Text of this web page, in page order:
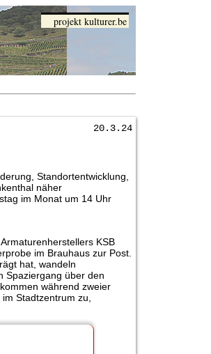
projekt kulturer.be
20.3.24
Standortentwicklung,
näher
im Monat um 14 Uhr
KSB
im Brauhaus zur Post.
hat, wandeln
Spaziergang über den
während zweier
Stadtzentrum zu,